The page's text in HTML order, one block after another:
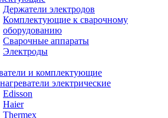
Держатели электродов
Комплектующие к сварочному
оборудованию
Сварочные аппараты
Электроды
и комплектующие
электрические
Edisson
Haier
Thermex